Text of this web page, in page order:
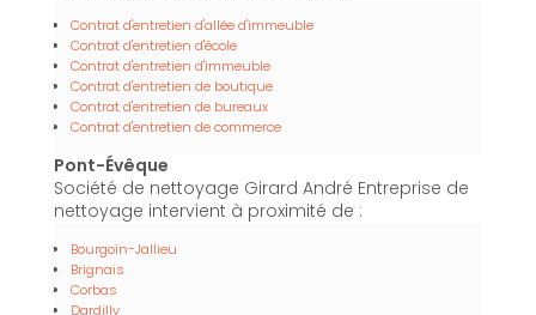
Contrat d'entretien d'allée d'immeuble
Contrat d'entretien d'école
Contrat d'entretien d'immeuble
Contrat d'entretien de boutique
Contrat d'entretien de bureaux
Contrat d'entretien de commerce
Pont-Évêque
Société de nettoyage Girard André Entreprise de
nettoyage intervient à proximité de :
Bourgoin-Jallieu
Brignais
Corbas
Dardilly